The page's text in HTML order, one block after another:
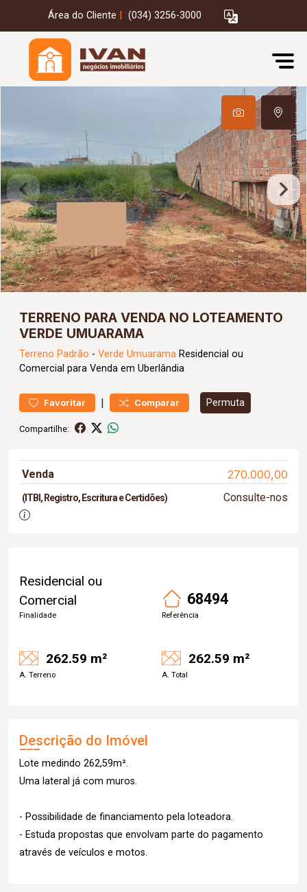
Área do Cliente (034) 3256-3000
TERRENO PARA VENDA NO LOTEAMENTO
VERDE UMUARAMA
Terreno Padrão - Verde Umuarama Residencial ou
Comercial para Venda em Uberlândia
Favoritar | Comparar Permuta
Compartilhe:
Venda 270.000,00
(ITBI, Registro, Escritura e Certidões) Consulte-nos
Residencial ou
Comercial
Finalidade
68494
Referência
262.59 m²
A. Terreno
262.59 m²
A. Total
Descrição do Imóvel
Lote medindo 262,59m².
Uma lateral já com muros.
- Possibilidade de financiamento pela loteadora.
- Estuda propostas que envolvam parte do pagamento
através de veículos e motos.